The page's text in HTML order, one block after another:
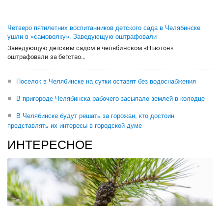
Четверо пятилетних воспитанников детского сада в Челябинске
ушли в «самоволку». Заведующую оштрафовали
Заведующую детским садом в челябинском «Ньютон»
оштрафовали за бегство...
Поселок в Челябинске на сутки оставят без водоснабжения
В пригороде Челябинска рабочего засыпало землей в колодце
В Челябинске будут решать за горожан, кто достоин
представлять их интересы в городской думе
ИНТЕРЕСНОЕ